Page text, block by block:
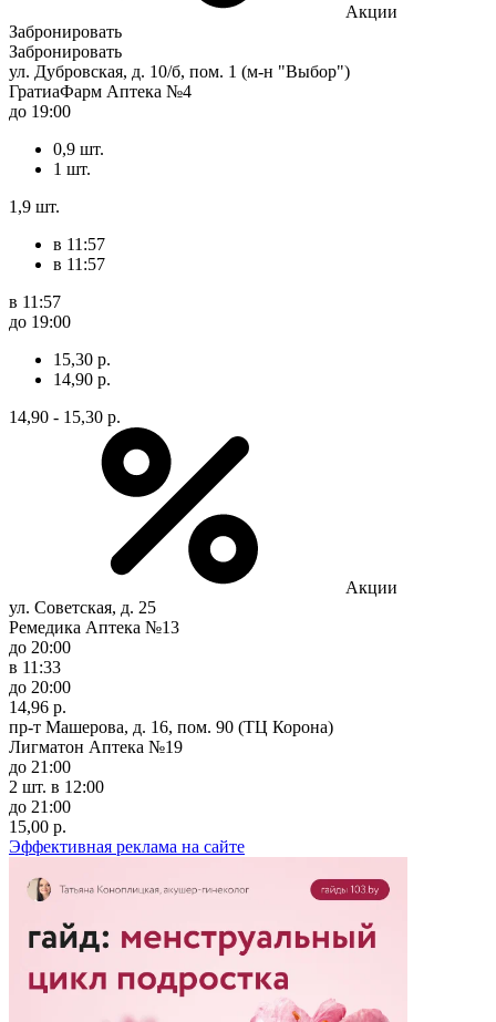
Акции
Забронировать
Забронировать
ул. Дубровская, д. 10/б, пом. 1 (м-н "Выбор")
ГратиаФарм Аптека №4
до 19:00
0,9 шт.
1 шт.
1,9 шт.
в 11:57
в 11:57
в 11:57
до 19:00
15,30 р.
14,90 р.
14,90 - 15,30 р.
Акции
ул. Советская, д. 25
Ремедика Аптека №13
до 20:00
в 11:33
до 20:00
14,96 р.
пр-т Машерова, д. 16, пом. 90 (ТЦ Корона)
Лигматон Аптека №19
до 21:00
2 шт. в 12:00
до 21:00
15,00 р.
Эффективная реклама на сайте